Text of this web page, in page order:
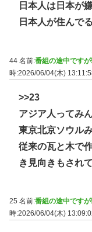
日本人は日本が
日本人が住んで
44 名前:番組の途中です
時:2026/06/04(木)
>>23
アジア人ってみ
東京北京ソウル
従来の瓦と木で
き見向きもされ
25 名前:番組の途中です
時:2026/06/04(木)